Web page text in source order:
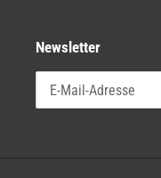
Newsletter